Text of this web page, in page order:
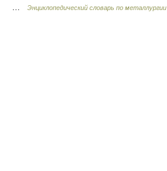
Энциклопедический словарь по металлургии